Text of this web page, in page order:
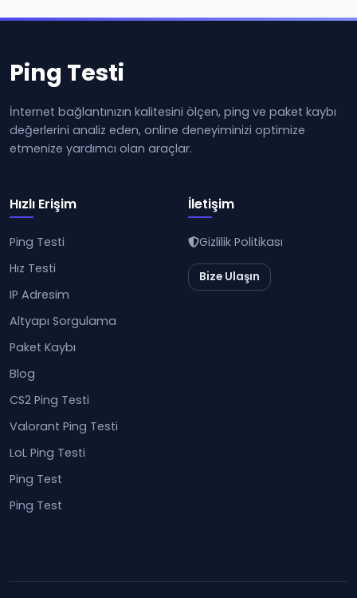
Ping Testi
İnternet bağlantınızın kalitesini ölçen, ping ve paket kaybı
değerlerini analiz eden, online deneyiminizi optimize
etmenize yardımcı olan araçlar.
Hızlı Erişim
Ping Testi
Hız Testi
IP Adresim
Altyapı Sorgulama
Paket Kaybı
Blog
CS2 Ping Testi
Valorant Ping Testi
LoL Ping Testi
Ping Test
Ping Test
İletişim
Gizlilik Politikası
Bize Ulaşın